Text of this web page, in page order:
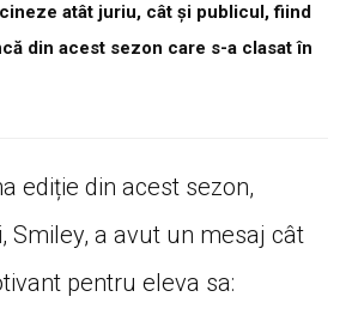
atât juriu, cât și publicul, fiind
din acest sezon care s-a clasat în
ediție din acest sezon,
Smiley, a avut un mesaj cât
pentru eleva sa: